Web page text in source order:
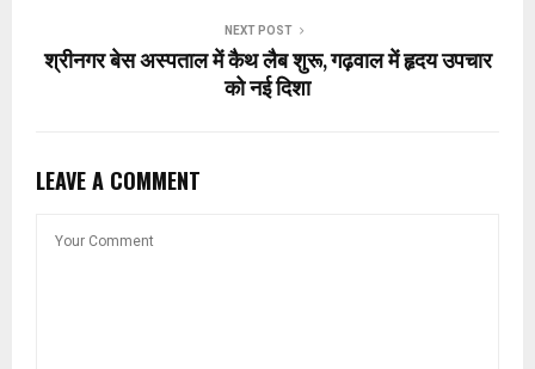
NEXT POST
श्रीनगर बेस अस्पताल में कैथ लैब शुरू, गढ़वाल में हृदय उपचार
को नई दिशा
LEAVE A COMMENT